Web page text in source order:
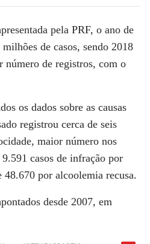
pela PRF, o ano de
de casos, sendo 2018
número de registros, com o
os dados sobre as causas
registrou cerca de seis
maior número nos
casos de infração por
48.670 por alcoolemia recusa.
desde 2007, em